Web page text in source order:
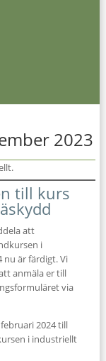
2023
till kurs
att
i
nu är färdigt. Vi
anmäla er till
via
2024 till
i industriellt